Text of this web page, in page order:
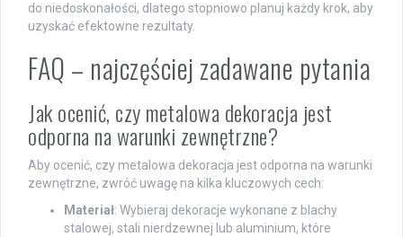
do niedoskonałości, dlatego stopniowo planuj każdy krok, aby
uzyskać efektowne rezultaty.
FAQ – najczęściej zadawane pytania
Jak ocenić, czy metalowa dekoracja jest
odporna na warunki zewnętrzne?
Aby ocenić, czy metalowa dekoracja jest odporna na warunki
zewnętrzne, zwróć uwagę na kilka kluczowych cech:
Materiał: Wybieraj dekoracje wykonane z blachy
stalowej, stali nierdzewnej lub aluminium, które